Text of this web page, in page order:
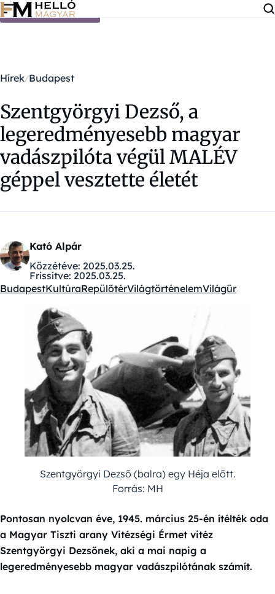
Ugrás a tartalomra
Hírek Budapest
Szentgyörgyi Dezső, a
legeredményesebb magyar
vadászpilóta végül MALÉV
géppel vesztette életét
Kató Alpár
Közzétéve: 2025.03.25.
Frissítve: 2025.03.25.
Kategóriák:
BudapestKultúraRepülőtérVilágtörténelemVilágűr
Szentgyörgyi Dezső (balra) egy Héja előtt.
Forrás: MH
Pontosan nyolcvan éve, 1945. március 25-én ítélték oda
a Magyar Tiszti arany Vitézségi Érmet vitéz
Szentgyörgyi Dezsőnek, aki a mai napig a
legeredményesebb magyar vadászpilótának számít.